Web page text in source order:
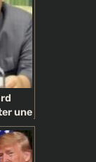
une